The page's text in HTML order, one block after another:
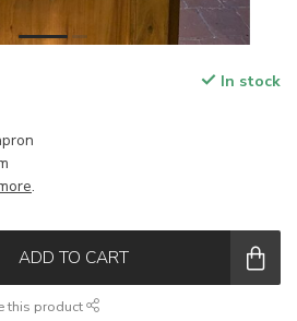
In stock
.
ADD TO CART
this product